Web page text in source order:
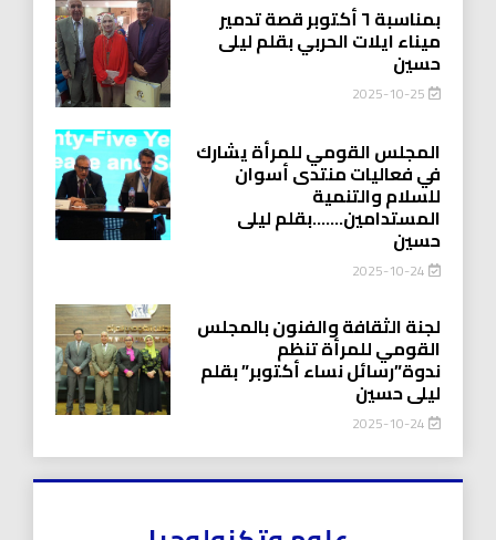
بمناسبة ٦ أكتوبر قصة تدمير
ميناء ايلات الحربي بقلم ليلى
حسين
2025-10-25
المجلس القومي للمرأة يشارك
في فعاليات منتدى أسوان
للسلام والتنمية
المستدامين…….بقلم ليلى
حسين
2025-10-24
لجنة الثقافة والفنون بالمجلس
القومي للمرأة تنظم
ندوة”رسائل نساء أكتوبر” بقلم
ليلى حسين
2025-10-24